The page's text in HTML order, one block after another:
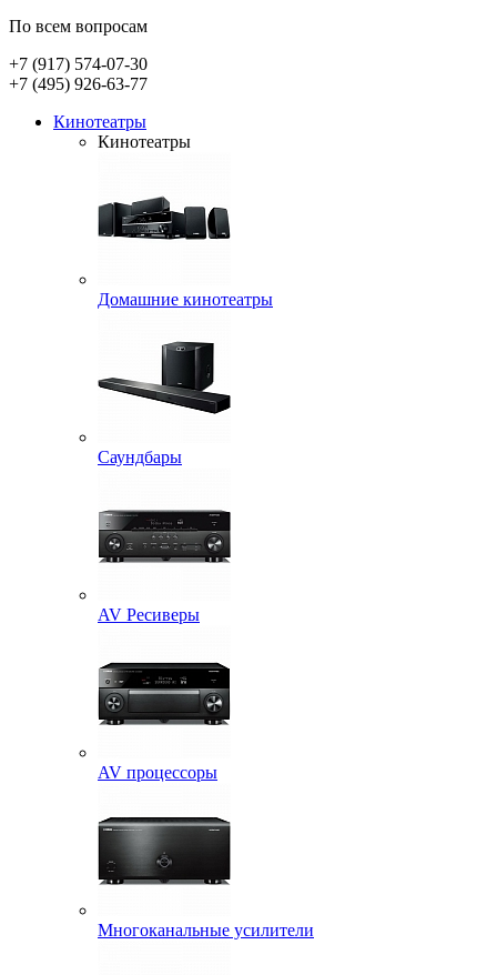
По всем вопросам
+7 (917) 574-07-30
+7 (495) 926-63-77
Кинотеатры
Кинотеатры
Домашние кинотеатры
Саундбары
AV Ресиверы
AV процессоры
Многоканальные усилители